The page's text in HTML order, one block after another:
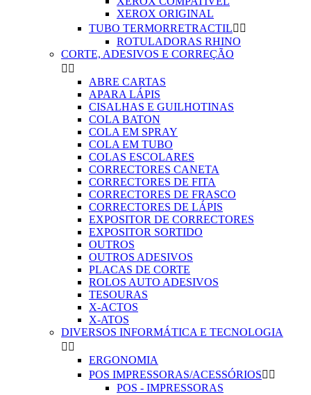
XEROX ORIGINAL
TUBO TERMORRETRACTIL 
ROTULADORAS RHINO
CORTE, ADESIVOS E CORREÇÃO
 
ABRE CARTAS
APARA LÁPIS
CISALHAS E GUILHOTINAS
COLA BATON
COLA EM SPRAY
COLA EM TUBO
COLAS ESCOLARES
CORRECTORES CANETA
CORRECTORES DE FITA
CORRECTORES DE FRASCO
CORRECTORES DE LÁPIS
EXPOSITOR DE CORRECTORES
EXPOSITOR SORTIDO
OUTROS
OUTROS ADESIVOS
PLACAS DE CORTE
ROLOS AUTO ADESIVOS
TESOURAS
X-ACTOS
X-ATOS
DIVERSOS INFORMÁTICA E TECNOLOGIA
 
ERGONOMIA
POS IMPRESSORAS/ACESSÓRIOS 
POS - IMPRESSORAS